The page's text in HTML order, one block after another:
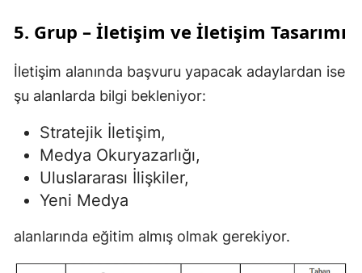
5. Grup – İletişim ve İletişim Tasarımı
İletişim alanında başvuru yapacak adaylardan ise
şu alanlarda bilgi bekleniyor:
Stratejik İletişim,
Medya Okuryazarlığı,
Uluslararası İlişkiler,
Yeni Medya
alanlarında eğitim almış olmak gerekiyor.